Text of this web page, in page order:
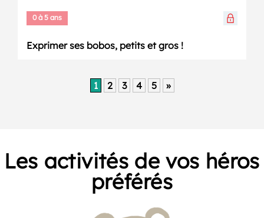
0 à 5 ans
Exprimer ses bobos, petits et gros !
1 2 3 4 5 »
Les activités de vos héros
préférés